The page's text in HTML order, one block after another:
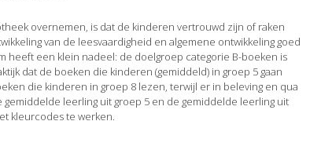
overnemen, is dat de kinderen vertrouwd zijn of raken
van de leesvaardigheid en algemene ontwikkeling goed
heeft een klein nadeel: de doelgroep categorie B-boeken is
dat de boeken die kinderen (gemiddeld) in groep 5 gaan
die kinderen in groep 8 lezen, terwijl er in beleving en qua
leerling uit groep 5 en de gemiddelde leerling uit
kleurcodes te werken.